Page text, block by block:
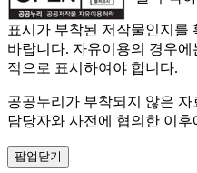
표시가 부착된 저작물인지를
바랍니다. 자유이용의 경우
적으로 표시하여야 합니다.
공공누리가 부착되지 않은
담당자와 사전에 협의한 이
팝업닫기